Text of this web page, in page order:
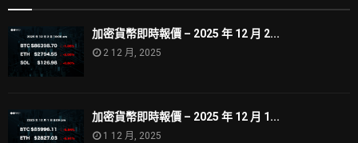
加密貨幣即時報價 – 2025 年 12 月 2...
2 12 月, 2025
加密貨幣即時報價 – 2025 年 12 月 1...
1 12 月, 2025